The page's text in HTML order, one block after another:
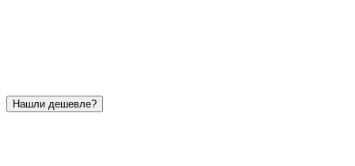
Нашли дешевле?